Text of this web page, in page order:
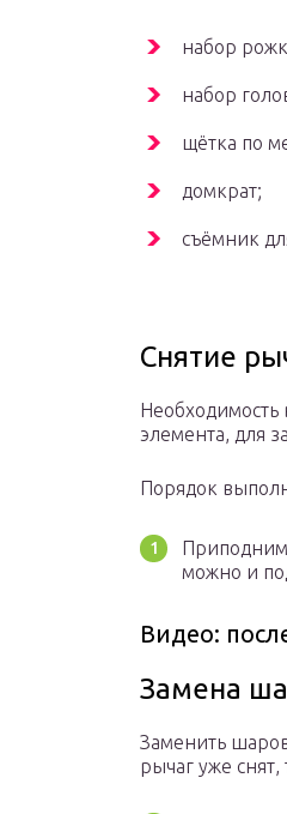
набор
набор
щётка по
домкрат;
съёмник
Снятие
Необходимость
элемента, для
Порядок
можно и
Видео:
Замена
Заменить
рычаг уже